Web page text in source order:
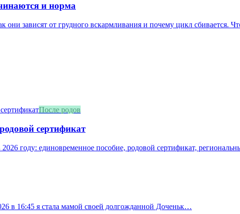
и норма
зависят от грудного вскармливания и почему цикл сбивается.
После родов
сертификат
году: единовременное пособие, родовой сертификат,
в 16:45 я стала мамой своей долгожданной Доченьк…